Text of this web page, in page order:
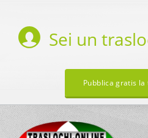
Sei un
Pubblica gratis